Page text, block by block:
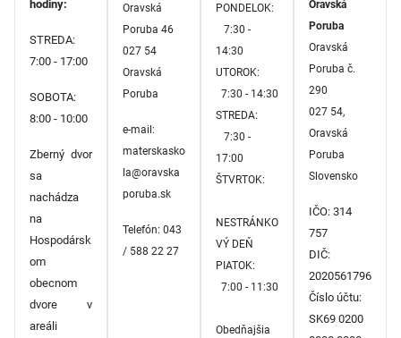
hodiny:
STREDA:
7:00 - 17:00
SOBOTA:
8:00 - 10:00
Zberný dvor
sa
nachádza
na
Hospodársk
om
obecnom
dvore v
areáli
Oravská
Poruba 46
027 54
Oravská
Poruba
e-mail:
materskasko
la@oravska
poruba.sk
Telefón: 043
/ 588 22 27
PONDELOK:
7:30 -
14:30
UTOROK:
7:30 - 14:30
STREDA:
7:30 -
17:00
ŠTVRTOK:
NESTRÁNKO
VÝ DEŇ
PIATOK:
7:00 - 11:30
Obedňajšia
Oravská
Poruba
Oravská
Poruba č.
290
027 54,
Oravská
Poruba
Slovensko
IČO: 314
757
DIČ:
2020561796
Číslo účtu:
SK69 0200